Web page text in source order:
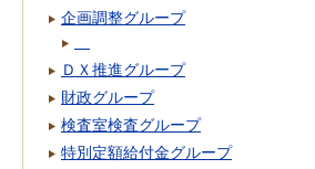
企画調整グループ
ＤＸ推進グループ
財政グループ
検査室検査グループ
特別定額給付金グループ